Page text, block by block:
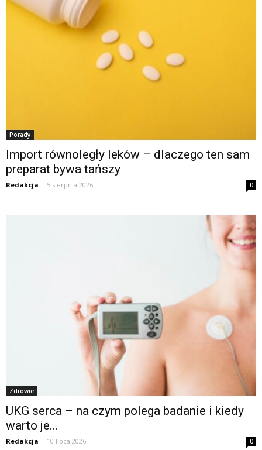
Porady
Import równoległy leków – dlaczego ten sam
preparat bywa tańszy
Redakcja - 5 sierpnia 2026 0
Zdrowie
UKG serca – na czym polega badanie i kiedy
warto je...
Redakcja - 10 lipca 2026 0